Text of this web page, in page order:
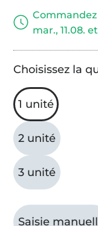
mar., 11.08.
Choisissez la
1 unité
2 unité
3 unité
Saisie